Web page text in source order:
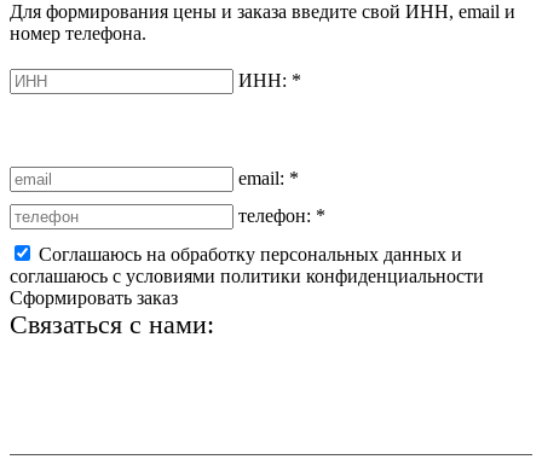
Для формирования цены и заказа введите свой ИНН, email и
номер телефона.
ИНН: *
email: *
телефон: *
Соглашаюсь на обработку персональных данных и
соглашаюсь с условиями политики конфиденциальности
Сформировать заказ
Связаться с нами: